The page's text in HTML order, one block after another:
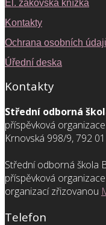
El. žákovská knížka
Kontakty
Ochrana osobních
Úřední deska
Kontakty
Střední odborná
příspěvková organizace
Krnovská 998/9, 792
Střední odborná škola
příspěvková
organizací zřizovanou
Telefon